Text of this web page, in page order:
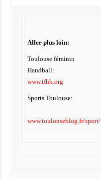
Aller plus loin:
Toulouse féminin
Handball:
www.tfhb.org
Sports Toulouse:
www.toulouseblog.fr/sport/